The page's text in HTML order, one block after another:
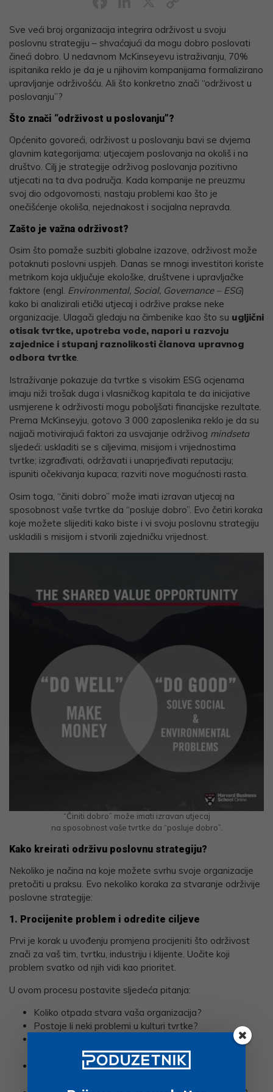
Link
Sve veći broj organizacija integrira održivost u svoju
poslovnu strategiju – shvaćajući da mogu dobro poslovati
čineći dobro. U nedavnom McKinseyevu istraživanju, 70%
ispitanika reklo je da je u njihovim kompanijama formalizirano
upravljanje održivošću. Ali što konkretno znači “održivost u
poslovanju”?
Što znači “održivost u poslovanju”?
Općenito govoreći, održivost u poslovanju bavi se dvjema
glavnim kategorijama: utjecajem poslovanja na okoliš i na
društvo. Cilj je strategije održivog poslovanja pozitivno
utjecati na ta dva područja. Kada kompanije ne preuzmu
svoj dio odgovornosti, nastaju problemi kao što je
onečišćenje okoliša, nejednakost i socijalna nepravda.
Zašto je važna održivost?
Osim što pomaže suzbiti globalne izazove, održivost može
potaknuti poslovni uspjeh. Danas se mnogi investitori koriste
metrikom koja uključuje ekološke, društvene i upravljačke
faktore (engl. Environmental, Social, Governance – ESG)
kako bi analizirali etički utjecaj i održive prakse neke
organizacije. Ulagači gledaju na čimbenike kao što su ugljični
otisak tvrtke, upotreba vode, napori u razvoju
zajednice i stupanj raznolikosti članova upravnog
odbora tvrtke.
Istraživanje pokazuje da tvrtke s visokim ESG ocjenama
imaju niži trošak duga i vlasničkog kapitala te da inicijative
usmjerene k održivosti mogu poboljšati financijske rezultate.
Prema McKinseyju, gotovo 3 000 zaposlenika reklo je da su
najjači motivirajući faktori za usvajanje održivog mindseta
sljedeći: uskladiti se s ciljevima, misijom i vrijednostima
tvrtke; izgrađivati, održavati i unaprjeđivati reputaciju;
ispuniti očekivanja kupaca; razviti nove mogućnosti rasta.
Osim toga, “činiti dobro” može imati izravan utjecaj na
sposobnost vaše tvrtke da “posluje dobro”. Evo četiri koraka
koje možete slijediti kako biste i vi svoju poslovnu strategiju
uskladili s misijom i stvorili zajedničku vrijednost.
“Činiti dobro” može imati izravan utjecaj
na sposobnost vaše tvrtke da “posluje dobro”.
Kako kreirati održivu poslovnu strategiju?
Nekoliko je načina na koje možete svrhu svoje organizacije
pretočiti u praksu. Evo nekoliko koraka za stvaranje održivije
poslovne strategije:
1. Procijenite problem i odredite ciljeve
Prvi je korak u uvođenju promjena procijeniti što održivost
znači za vaš tim, tvrtku, industriju i klijente. Uočite koji
problem svatko od njih vidi kao prioritet.
U ovom procesu postavite sljedeća pitanja:
Koliko otpada stvara vaša organizacija?
Postoje li neki problemi u kulturi tvrtke?
zapošljavanja?
Je li naš proizvod usmjeren na pomoć određenoj